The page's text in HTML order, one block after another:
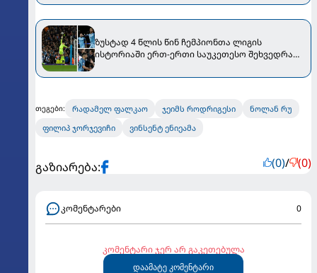
ზუსტად 4 წლის წინ ჩემპიონთა ლიგის
ისტორიაში ერთ-ერთი საუკეთესო შეხვედრა
თეგები: რადამელ ფალკაო ჯეიმს როდრიგესი
ნოლან რუ
ფილიპ ჯორჯევიჩი
ვინსენტ ენიეამა
გაზიარება: (0)/ (0)
კომენტარები 0
კომენტარი ჯერ არ გაკეთებულა
დაამატე კომენტარი